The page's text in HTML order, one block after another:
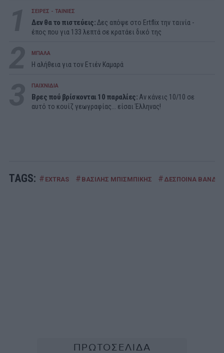
ΣΕΙΡΕΣ - ΤΑΙΝΙΕΣ
Δεν θα το πιστεύεις:Δες απόψε στο Ertflix την ταινία -
έπος που για 133 λεπτά σε κρατάει δικό της
ΜΠΑΛΑ
Η αλήθεια για τον Ετιέν Καμαρά
ΠΑΙΧΝΙΔΙΑ
Βρες πού βρίσκονται 10 παραλίες: Αν κάνεις 10/10 σε
αυτό το κουίζ γεωγραφίας... είσαι Έλληνας!
TAGS: # EXTRAS # ΒΑΣΙΛΗΣ ΜΠΙΣΜΠΙΚΗΣ # ΔΕΣΠΟΙΝΑ ΒΑΝΔΗ